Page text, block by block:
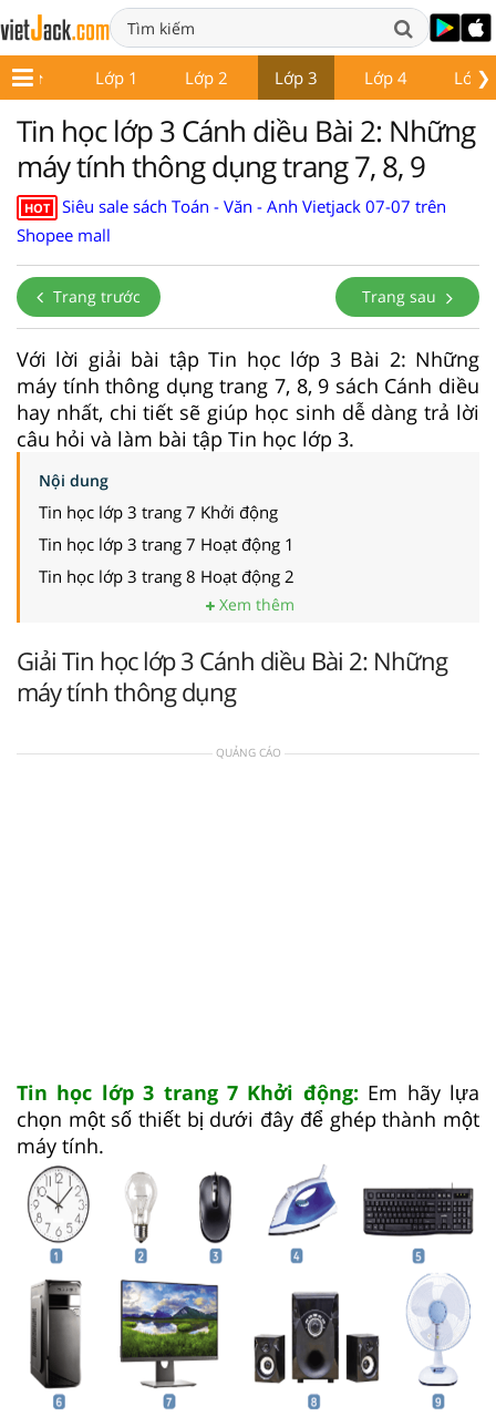
❯
Lớp 1 Lớp 2 Lớp 3 Lớp 4 Lớp 5
Tin học lớp 3 Cánh diều Bài 2: Những
máy tính thông dụng trang 7, 8, 9
HOT
Siêu sale sách Toán - Văn - Anh Vietjack 07-07 trên
Shopee mall
Trang trước Trang sau
Với lời giải bài tập Tin học lớp 3 Bài 2: Những
máy tính thông dụng trang 7, 8, 9 sách Cánh diều
hay nhất, chi tiết sẽ giúp học sinh dễ dàng trả lời
câu hỏi và làm bài tập Tin học lớp 3.
Nội dung
Tin học lớp 3 trang 7 Khởi động
Tin học lớp 3 trang 7 Hoạt động 1
Tin học lớp 3 trang 8 Hoạt động 2
Xem thêm
Giải Tin học lớp 3 Cánh diều Bài 2: Những
máy tính thông dụng
QUẢNG CÁO
Tin học lớp 3 trang 7 Khởi động: Em hãy lựa
chọn một số thiết bị dưới đây để ghép thành một
máy tính.